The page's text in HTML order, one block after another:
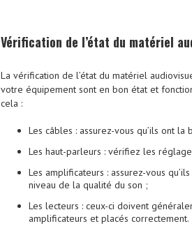
Vérification de l’état du matériel
La vérification de l’état du matériel
votre équipement sont en bon état et
cela :
Les câbles : assurez-vous qu’ils ont
Les haut-parleurs : vérifiez les
Les amplificateurs : assurez-vous
niveau de la qualité du son ;
Les lecteurs : ceux-ci doivent
amplificateurs et placés correctement.